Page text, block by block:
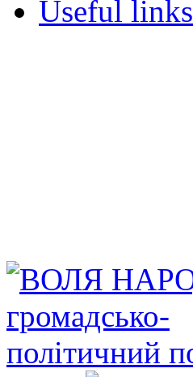
Useful links